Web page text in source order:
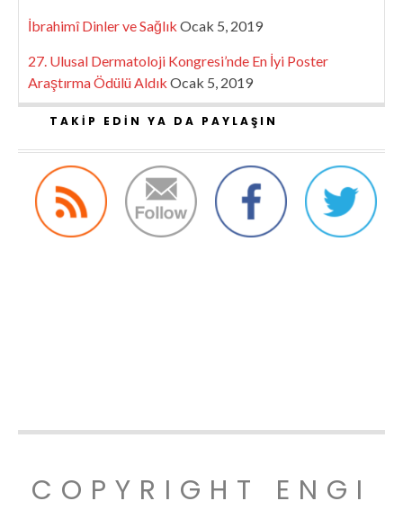
İbrahimî Dinler ve Sağlık Ocak 5, 2019
27. Ulusal Dermatoloji Kongresi’nde En İyi Poster
Araştırma Ödülü Aldık Ocak 5, 2019
TAKIP EDIN YA DA PAYLAŞIN
COPYRIGHT ENGI